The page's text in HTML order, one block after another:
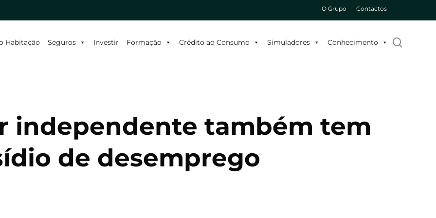
O Grupo Contactos
Habitação Seguros Investir Formação Crédito ao Consumo Simuladores Conhecimento
independente também tem
de desemprego